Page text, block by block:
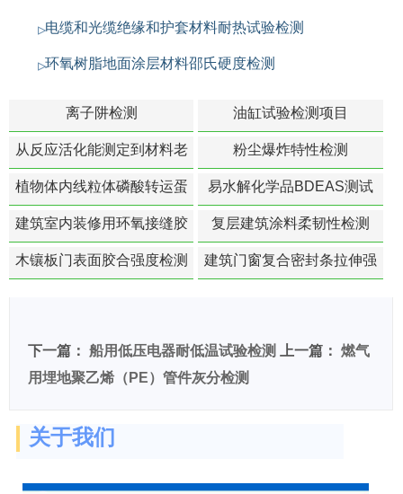
电缆和光缆绝缘和护套材料耐热试验检测
环氧树脂地面涂层材料邵氏硬度检测
离子阱检测 油缸试验检测项目
从反应活化能测定到材料老
化寿命预测的经典模型
粉尘爆炸特性检测
植物体内线粒体磷酸转运蛋
白活性检测
易水解化学品BDEAS测试
建筑室内装修用环氧接缝胶
苯含量检测
复层建筑涂料柔韧性检测
木镶板门表面胶合强度检测
建筑门窗复合密封条拉伸强
下一篇： 船用低压电器耐低温试验检测 上一篇： 燃气
用埋地聚乙烯（PE）管件灰分检测
关于我们